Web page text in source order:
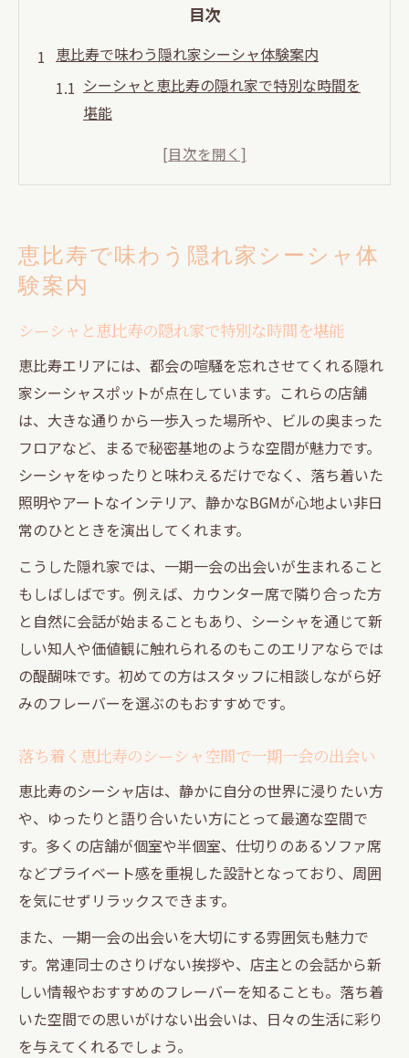
目次
恵比寿で味わう隠れ家シーシャ体験案内
シーシャと恵比寿の隠れ家で特別な時間を
堪能
落ち着く恵比寿のシーシャ空間で一期一会
ャ店
恵比寿でシーシャと一期一会の雰囲気を楽
しむ
代官山の隠れ家シーシャで心落ち着くひと
とき
シーシャと一期一会を楽しむ代官山の大人
空間
勉強や作業に最適な代官山の静かなシーシ
ャ店
代官山でシーシャの奥深さに触れる体験ガ
イド
会話しやすい代官山シーシャ隠れ家の魅力
中目黒の落ち着く場所で新しいシーシャ発見
中目黒で味わう隠れ家シーシャの静かな魅
力
れ家
勉強や打ち合わせに最適な中目黒のシーシ
ャ店
インスタ映えする中目黒のシーシャ空間案
内
中目黒で見つける新しいシーシャ体験
隠れ家感に包まれる東京都のシーシャ時間
東京都の隠れ家シーシャで味わう一期一会
の空間
静かな雰囲気が魅力の東京都シーシャ体験
恵比寿で味わう隠れ家シーシャ体
験案内
シーシャと恵比寿の隠れ家で特別な時間を堪能
恵比寿エリアには、都会の喧騒を忘れさせてくれる隠れ
家シーシャスポットが点在しています。これらの店舗
は、大きな通りから一歩入った場所や、ビルの奥まった
フロアなど、まるで秘密基地のような空間が魅力です。
シーシャをゆったりと味わえるだけでなく、落ち着いた
照明やアートなインテリア、静かなBGMが心地よい非日
常のひとときを演出してくれます。
こうした隠れ家では、一期一会の出会いが生まれること
もしばしばです。例えば、カウンター席で隣り合った方
と自然に会話が始まることもあり、シーシャを通じて新
しい知人や価値観に触れられるのもこのエリアならでは
の醍醐味です。初めての方はスタッフに相談しながら好
みのフレーバーを選ぶのもおすすめです。
落ち着く恵比寿のシーシャ空間で一期一会の出会い
恵比寿のシーシャ店は、静かに自分の世界に浸りたい方
や、ゆったりと語り合いたい方にとって最適な空間で
す。多くの店舗が個室や半個室、仕切りのあるソファ席
などプライベート感を重視した設計となっており、周囲
を気にせずリラックスできます。
また、一期一会の出会いを大切にする雰囲気も魅力で
す。常連同士のさりげない挨拶や、店主との会話から新
しい情報やおすすめのフレーバーを知ることも。落ち着
いた空間での思いがけない出会いは、日々の生活に彩り
を与えてくれるでしょう。